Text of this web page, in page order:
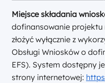
Miejsce składania
dofinansowanie projektu
złożyć wyłącznie z
Obsługi Wniosków o
EFS). System dostępny
strony internetowej: